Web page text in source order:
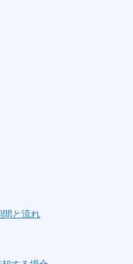
間と流れ